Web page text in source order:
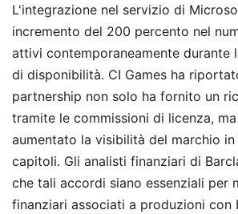
L'integrazione nel servizio di
incremento del 200 percento nel
attivi contemporaneamente durante
di disponibilità. CI Games ha
partnership non solo ha fornito un
tramite le commissioni di licenza,
aumentato la visibilità del marchio
capitoli. Gli analisti finanziari di
che tali accordi siano essenziali per
finanziari associati a produzioni con